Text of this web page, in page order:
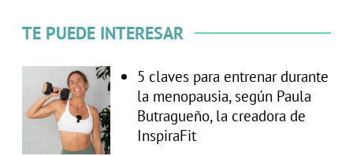
TE PUEDE INTERESAR
5 claves para entrenar durante
la menopausia, según Paula
Butragueño, la creadora de
InspiraFit